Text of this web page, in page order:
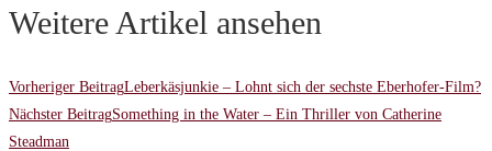
Weitere Artikel ansehen
Vorheriger BeitragLeberkäsjunkie – Lohnt sich der sechste Eberhofer-Film?
Nächster BeitragSomething in the Water – Ein Thriller von Catherine
Steadman